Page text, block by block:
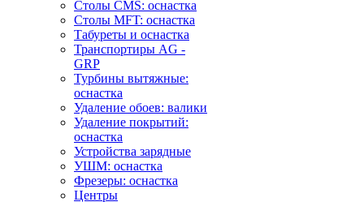
Столы CMS: оснастка
Столы MFT: оснастка
Табуреты и оснастка
Транспортиры AG -
GRP
Турбины вытяжные:
оснастка
Удаление обоев: валики
Удаление покрытий:
оснастка
Устройства зарядные
УШМ: оснастка
Фрезеры: оснастка
Центры